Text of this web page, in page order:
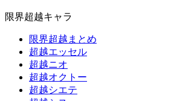
限界超越キャラ
限界超越まとめ
超越エッセル
超越ニオ
超越オクトー
超越シエテ